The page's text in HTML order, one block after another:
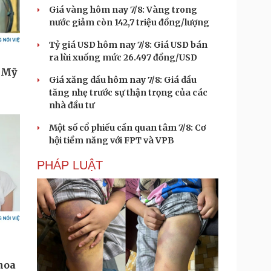
Giá vàng hôm nay 7/8: Vàng trong
nước giảm còn 142,7 triệu đồng/lượng
Tỷ giá USD hôm nay 7/8: Giá USD bán
ra lùi xuống mức 26.497 đồng/USD
Giá xăng dầu hôm nay 7/8: Giá dầu
tăng nhẹ trước sự thận trọng của các
nhà đầu tư
Một số cổ phiếu cần quan tâm 7/8: Cơ
hội tiềm năng với FPT và VPB
PHÁP LUẬT